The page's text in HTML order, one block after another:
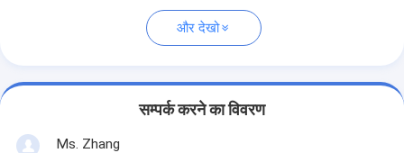
और देखो
सम्पर्क करने का विवरण
Ms. Zhang